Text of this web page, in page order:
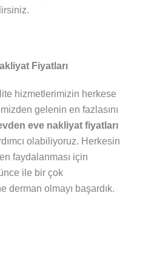
Fiyatları
hizmetlerimizin herkese
gelenin en fazlasını
eve nakliyat fiyatları
olabiliyoruz. Herkesin
faydalanması için
ile bir çok
derman olmayı başardık.